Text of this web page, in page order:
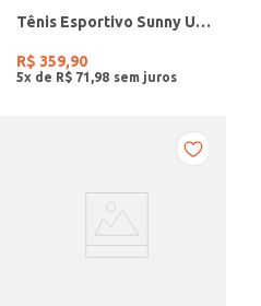
Tênis Esportivo Sunny Under Armour Feminino PRETO
R$ 359,90
5x de R$ 71 98